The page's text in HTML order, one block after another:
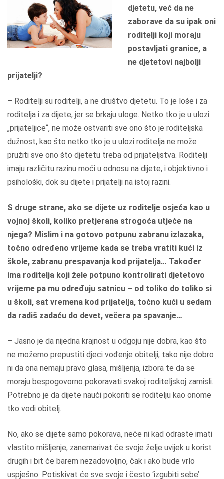
djetetu, već da ne
zaborave da su ipak oni
roditelji koji moraju
postavljati granice, a
ne djetetovi najbolji
prijatelji?
– Roditelji su roditelji, a ne društvo djetetu. To je loše i za
roditelja i za dijete, jer se brkaju uloge. Netko tko je u ulozi
„prijateljice“, ne može ostvariti sve ono što je roditeljska
dužnost, kao što netko tko je u ulozi roditelja ne može
pružiti sve ono što djetetu treba od prijateljstva. Roditelji
imaju različitu razinu moći u odnosu na dijete, i objektivno i
psihološki, dok su dijete i prijatelji na istoj razini.
S druge strane, ako se dijete uz roditelje osjeća kao u
vojnoj školi, koliko pretjerana strogoća utječe na
njega? Mislim i na gotovo potpunu zabranu izlazaka,
točno određeno vrijeme kada se treba vratiti kući iz
škole, zabranu prespavanja kod prijatelja… Također
ima roditelja koji žele potpuno kontrolirati djetetovo
vrijeme pa mu određuju satnicu – od toliko do toliko si
u školi, sat vremena kod prijatelja, točno kući u sedam
da radiš zadaću do devet, večera pa spavanje…
– Jasno je da nijedna krajnost u odgoju nije dobra, kao što
ne možemo prepustiti djeci vođenje obitelji, tako nije dobro
ni da ona nemaju pravo glasa, mišljenja, izbora te da se
moraju bespogovorno pokoravati svakoj roditeljskoj zamisli.
Potrebno je da dijete nauči pokoriti se roditelju kao onome
tko vodi obitelj.
No, ako se dijete samo pokorava, neće ni kad odraste imati
vlastito mišljenje, zanemarivat će svoje želje uvijek u korist
drugih i bit će barem nezadovoljno, čak i ako bude vrlo
uspješno. Potiskivat će sve svoje i često ‘izgubiti sebe’